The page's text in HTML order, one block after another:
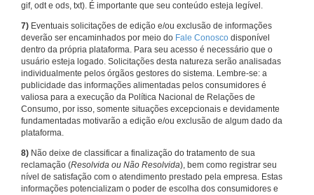
gif, odt e ods, txt). É importante que seu conteúdo esteja legível.
7) Eventuais solicitações de edição e/ou exclusão de informações
deverão ser encaminhados por meio do Fale Conosco disponível
dentro da própria plataforma. Para seu acesso é necessário que o
usuário esteja logado. Solicitações desta natureza serão analisadas
individualmente pelos órgãos gestores do sistema. Lembre-se: a
publicidade das informações alimentadas pelos consumidores é
valiosa para a execução da Política Nacional de Relações de
Consumo, por isso, somente situações excepcionais e devidamente
fundamentadas motivarão a edição e/ou exclusão de algum dado da
plataforma.
8) Não deixe de classificar a finalização do tratamento de sua
reclamação (Resolvida ou Não Resolvida), bem como registrar seu
nível de satisfação com o atendimento prestado pela empresa. Estas
informações potencializam o poder de escolha dos consumidores e